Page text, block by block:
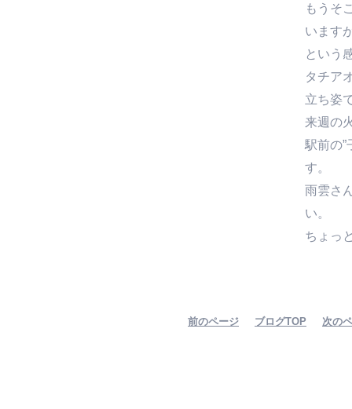
もうそ
います
という
タチア
立ち姿
来週の
駅前の”
す。
雨雲さ
い。
ちょっ
前のページ ブログTOP 次の